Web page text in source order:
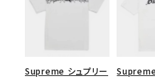
ップ ブラック
Supreme シュプリー